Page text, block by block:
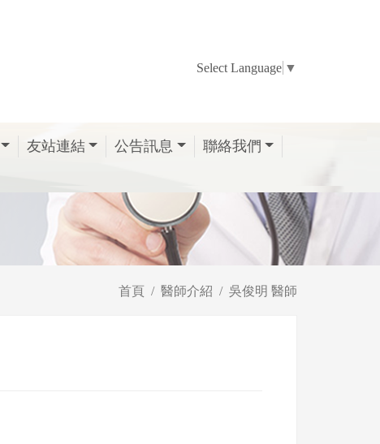
Select Language ▼
友站連結 公告訊息
聯絡我們
首頁 醫師介紹 吳俊明 醫師